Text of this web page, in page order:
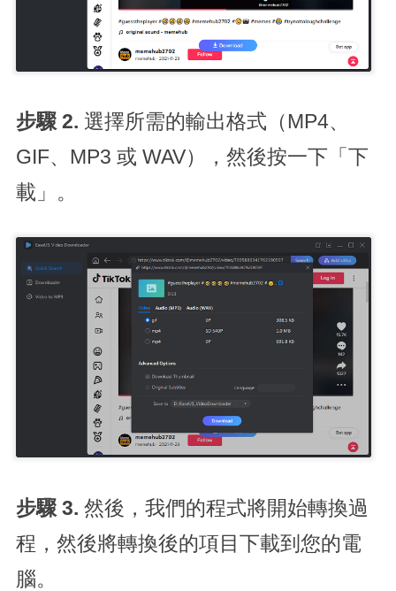
步驟 2. 選擇所需的輸出格式（MP4、
GIF、MP3 或 WAV），然後按一下「下
載」。
步驟 3. 然後，我們的程式將開始轉換過
程，然後將轉換後的項目下載到您的電
腦。